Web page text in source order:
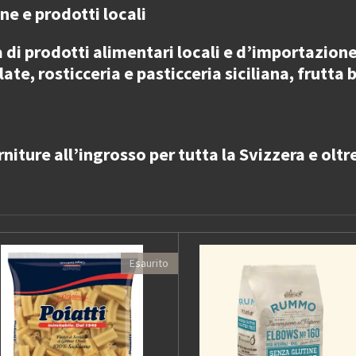
e prodotti locali
di prodotti alimentari locali e
rosticceria e pasticceria siciliana, frutta
all’ingrosso pertutta la Svizzera e
Esaurito